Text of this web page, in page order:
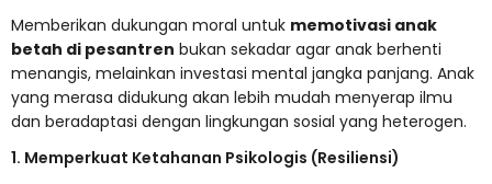
Memberikan dukungan moral untuk memotivasi anak
betah di pesantren bukan sekadar agar anak berhenti
menangis, melainkan investasi mental jangka panjang. Anak
yang merasa didukung akan lebih mudah menyerap ilmu
dan beradaptasi dengan lingkungan sosial yang heterogen.
1. Memperkuat Ketahanan Psikologis (Resiliensi)